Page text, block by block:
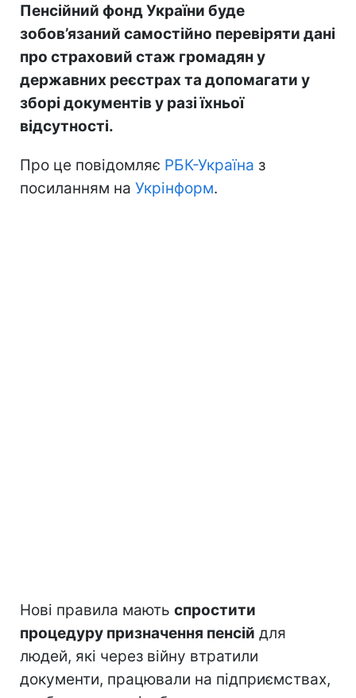
Пенсійний фонд України буде
зобов’язаний самостійно перевіряти дані
про страховий стаж громадян у
державних реєстрах та допомагати у
зборі документів у разі їхньої
відсутності.
Про це повідомляє РБК-Україна з
посиланням на Укрінформ.
Нові правила мають спростити
процедуру призначення пенсій для
людей, які через війну втратили
документи, працювали на підприємствах,